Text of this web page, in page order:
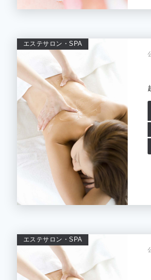
エステサロン・SPA
エステサロン・SPA